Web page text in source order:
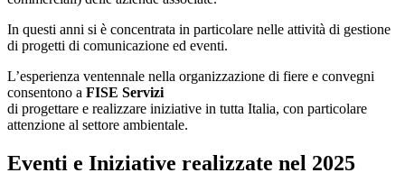
In questi anni si è concentrata in particolare nelle attività di gestione
di progetti di comunicazione ed eventi.
L’esperienza ventennale nella organizzazione di fiere e convegni
consentono a FISE Servizi
di progettare e realizzare iniziative in tutta Italia, con particolare
attenzione al settore ambientale.
Eventi e Iniziative realizzate nel 2025